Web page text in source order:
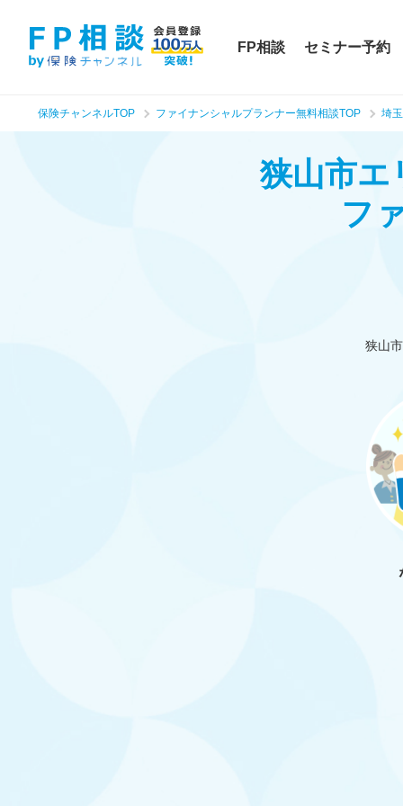
FP相談 セミナー予約
保険チャンネルTOP ファイナンシャルプランナー無料相談TOP 埼
狭山市エ
フ
狭山